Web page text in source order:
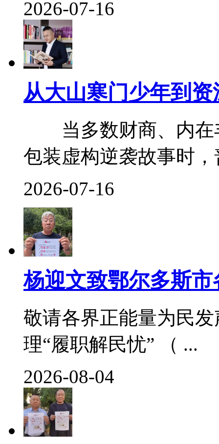
2026-07-16
从大山寒门少年到
当多数财商、内在
包装虚构逆袭故事时
2026-07-16
杨迎文致鄂尔多斯
敬请各界正能量为民
理“履职解民忧” （ ...
2026-08-04